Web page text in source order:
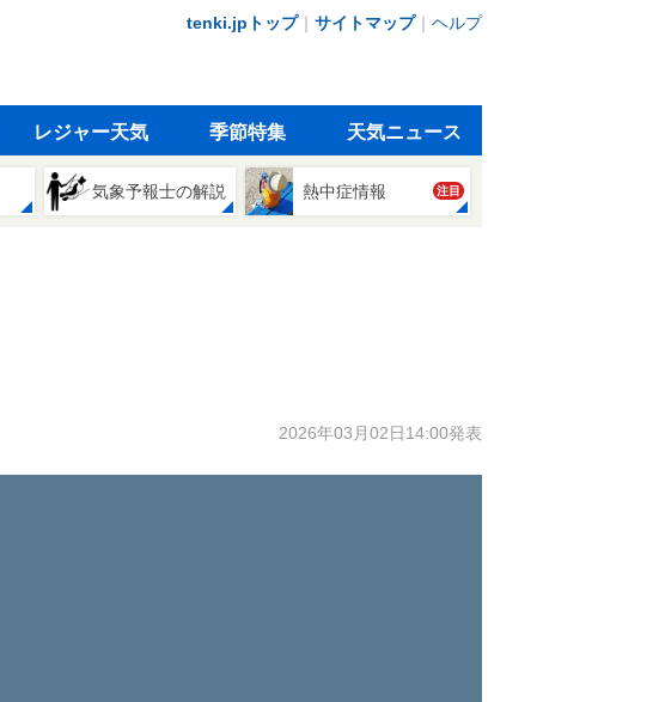
tenki.jpトップ｜ サイトマップ｜ ヘルプ
レジャー天気 季節特集 天気ニュース
気象予報士の解説 熱中症情報 注目
2026年03月02日14:00発表